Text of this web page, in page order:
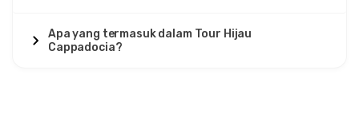
Apa yang termasuk dalam Tour Hijau
Cappadocia?